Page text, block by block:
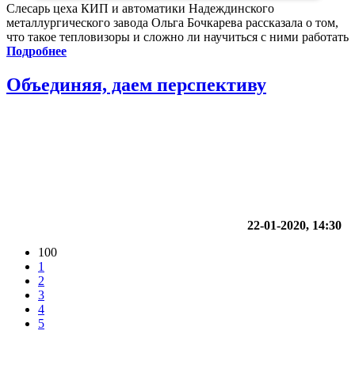
Слесарь цеха КИП и автоматики Надеждинского
металлургического завода Ольга Бочкарева рассказала о том,
что такое тепловизоры и сложно ли научиться с ними работать
Подробнее
Объединяя, даем перспективу
22-01-2020, 14:30
100
1
2
3
4
5